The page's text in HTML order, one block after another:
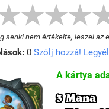
senki nem értékelte, leszel az
0 Szólj hozzá!
A kártya
3 Mana